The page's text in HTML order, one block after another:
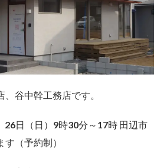
谷中幹工務店です。
日（日）9時30分～17時 田辺市
（予約制）